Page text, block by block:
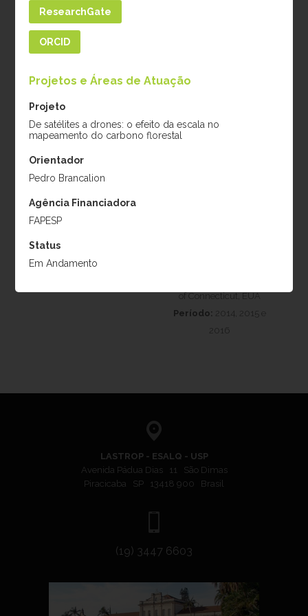
ResearchGate
ORCID
Projetos e Áreas de Atuação
Projeto
De satélites a drones: o efeito da escala no
mapeamento do carbono florestal
Orientador
Pedro Brancalion
Agência Financiadora
FAPESP
Status
Em Andamento
Karen D. Holl
Projeto:
nucleation for tropical
Instituição:
of California, EUA
Robin Chazdon
of Connecticut, EUA
Período: 2014, 2015 e
2016
LASTROP - ESALQ - USP
Avenida Pádua Dias 11 São Dimas
Piracicaba SP 13418 900 Brasil
(19) 3447 6603